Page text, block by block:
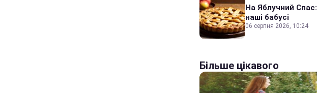
На Яблучний Спас:
наші бабусі
06 серпня 2026, 10:24
Більше цікавого